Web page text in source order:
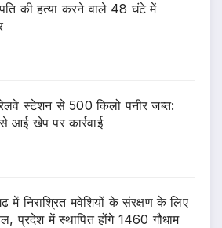
की हत्या करने वाले 48 घंटे में
स्टेशन से 500 किलो पनीर जब्त:
आई खेप पर कार्रवाई
में निराश्रित मवेशियों के संरक्षण के लिए
प्रदेश में स्थापित होंगे 1460 गौधाम